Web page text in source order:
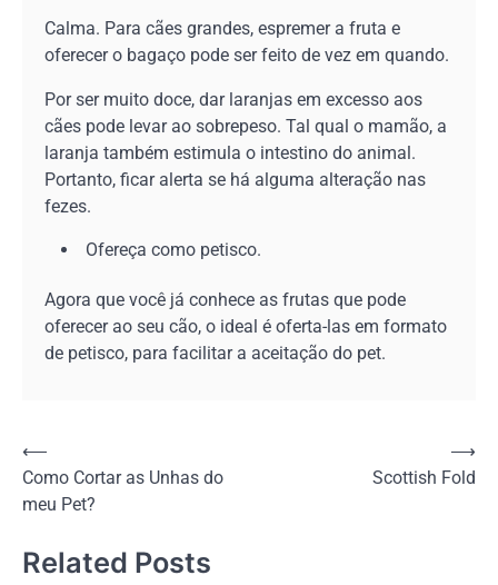
Calma. Para cães grandes, espremer a fruta e
oferecer o bagaço pode ser feito de vez em quando.
Por ser muito doce, dar laranjas em excesso aos
cães pode levar ao sobrepeso. Tal qual o mamão, a
laranja também estimula o intestino do animal.
Portanto, ficar alerta se há alguma alteração nas
fezes.
Ofereça como petisco.
Agora que você já conhece as frutas que pode
oferecer ao seu cão, o ideal é oferta-las em formato
de petisco, para facilitar a aceitação do pet.
Navegação
de
⟵
Como Cortar as Unhas do
meu Pet?
Scottish Fold
⟶
Related Posts